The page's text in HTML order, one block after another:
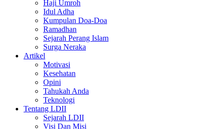
Haji Umroh
Idul Adha
Kumpulan Doa-Doa
Ramadhan
Sejarah Perang Islam
Surga Neraka
Artikel
Motivasi
Kesehatan
Opini
Tahukah Anda
Teknologi
Tentang LDII
Sejarah LDII
Visi Dan Misi